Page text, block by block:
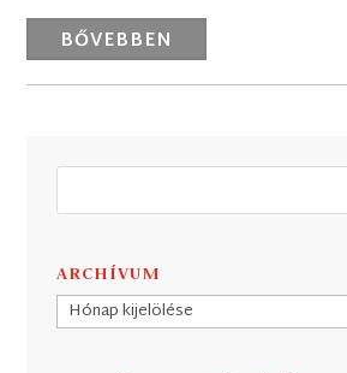
BŐVEBBEN
ARCHÍVUM
Archívum